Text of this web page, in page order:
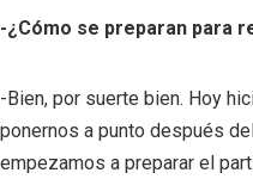
-¿Cómo se preparan para
-Bien, por suerte bien. Hoy
ponernos a punto después
empezamos a preparar el